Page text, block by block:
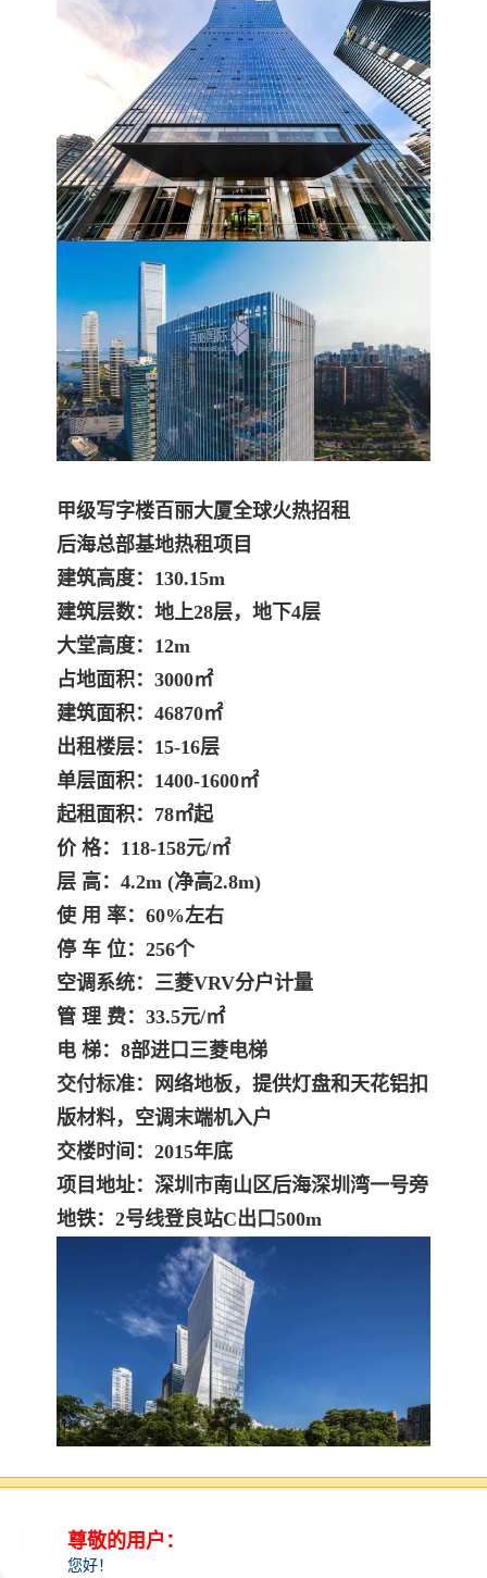
甲级写字楼百丽大厦全球火热招租
后海总部基地热租项目
建筑高度：130.15m
建筑层数：地上28层，地下4层
大堂高度：12m
占地面积： 3000㎡
建筑面积： 46870㎡
出租楼层：15-16层
单层面积：1400-1600㎡
起租面积：78㎡起
价 格：118-158元/㎡
层 高：4.2m (净高2.8m)
使 用 率：60%左右
停 车 位：256个
空调系统：三菱VRV分户计量
管 理 费：33.5元/㎡
电 梯：8部进口三菱电梯
交付标准：网络地板，提供灯盘和天花铝扣
版材料，空调末端机入户
交楼时间：2015年底
项目地址：深圳市南山区后海深圳湾一号旁
地铁：2号线登良站C出口500m